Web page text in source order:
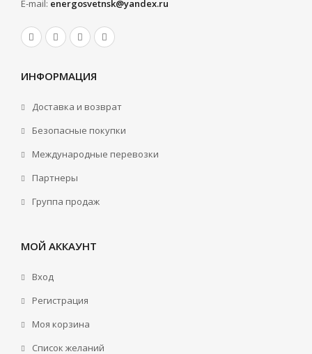
E-mail: energosvetnsk@yandex.ru
ИНФОРМАЦИЯ
Доставка и возврат
Безопасные покупки
Международные перевозки
Партнеры
Группа продаж
МОЙ АККАУНТ
Вход
Регистрация
Моя корзина
Cписок желаний